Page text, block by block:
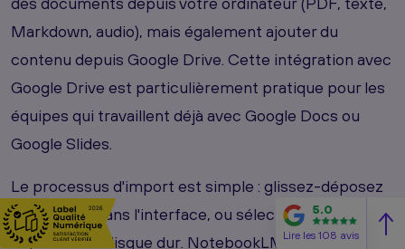
Markdown, audio), mais également ajouter du
contenu depuis Google Drive. Cette intégration avec
Google Drive est particulièrement pratique pour les
équipes qui travaillent déjà avec Google Docs ou
Google Slides.
Le processus d'import est simple : glissez-déposez
vos fichiers dans l'interface, ou sélectionnez-les
depuis votre disque dur. NotebookLM analyse
5.0
Lire les 108 avis